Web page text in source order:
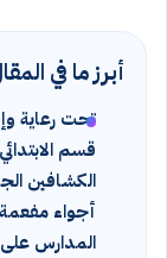
أبرز ما في
تحت رعاية
قسم
الكشافين
أجواء
المدارس على